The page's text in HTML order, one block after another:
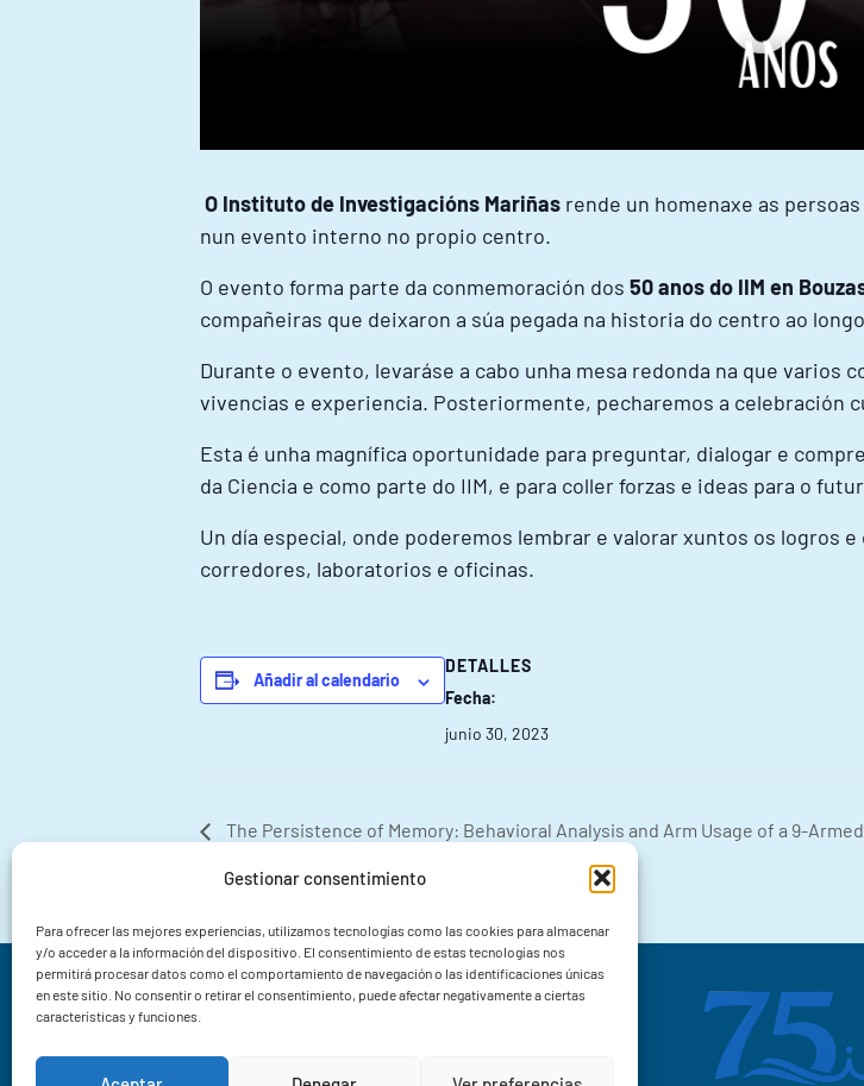
Gestionar consentimiento
Para ofrecer las mejores experiencias, utilizamos tecnologías como las cookies para almacenar
y/o acceder a la información del dispositivo. El consentimiento de estas tecnologías nos
permitirá procesar datos como el comportamiento de navegación o las identificaciones únicas
en este sitio. No consentir o retirar el consentimiento, puede afectar negativamente a ciertas
características y funciones.
O Instituto de Investigacións Mariñas rende un homenaxe as
nun evento interno no propio centro.
O evento forma parte da conmemoración dos 50 anos do IIM en
compañeiras que deixaron a súa pegada na historia do centro ao
Durante o evento, levaráse a cabo unha mesa redonda na que varios
vivencias e experiencia. Posteriormente, pecharemos a celebración
Esta é unha magnífica oportunidade para preguntar, dialogar e
da Ciencia e como parte do IIM, e para coller forzas e ideas para o
Un día especial, onde poderemos lembrar e valorar xuntos os logros
corredores, laboratorios e oficinas.
Añadir al calendario
DETALLES
Fecha:
junio 30, 2023
The Persistence of Memory: Behavioral Analysis and Arm Usage of a 9-Armed
Octopus vulgaris named Salvador
Instituto de Investigacións Mariñas CSIC
Rua Eduardo Cabello 6
36208 Vigo